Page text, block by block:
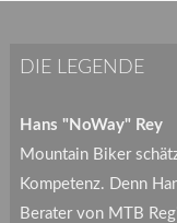
DIE LEGENDE
Hans "NoWay" Rey
Mountain Biker
Kompetenz. Denn
Berater von MTB